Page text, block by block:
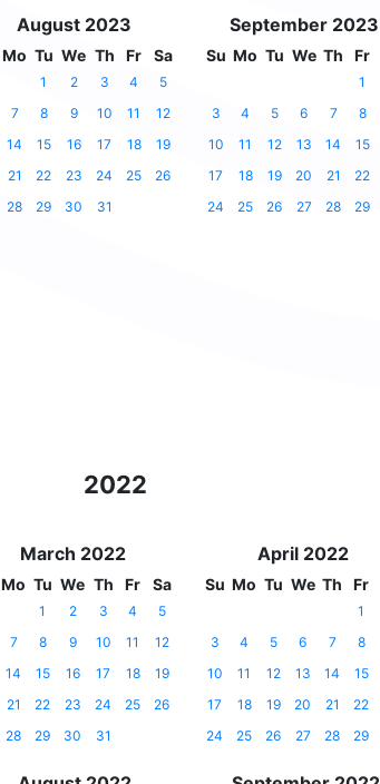
August 2023
Mo Tu We Th Fr Sa
1 2 3 4
5
7 8 9 10 11
12
14 15 16 17 18
19
21 22 23 24 25
26
28 29 30 31
September 2023
Su Mo Tu We Th Fr
1
3
4 5 6 7 8
10
11 12 13 14 15
17
18 19 20 21 22
24
25 26 27 28 29
2022
March 2022
Mo Tu We Th Fr Sa
1 2 3 4
5
7 8 9 10 11
12
14 15 16 17 18
19
21 22 23 24 25
26
28 29 30 31
April 2022
Su Mo Tu We Th Fr
1
3
4 5 6 7 8
10
11 12 13 14 15
17
18 19 20 21 22
24
25 26 27 28 29